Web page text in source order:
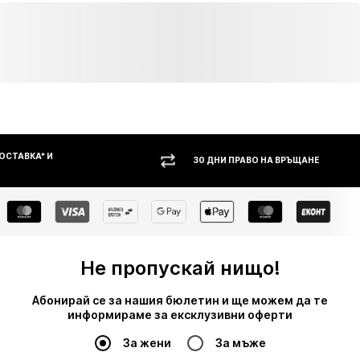
30 ДНИ ПРАВО НА ВРЪЩАНЕ
Не пропускай нищо!
Абонирай се за нашия бюлетин и ще можем да те
информираме за ексклузивни оферти
За жени За мъже